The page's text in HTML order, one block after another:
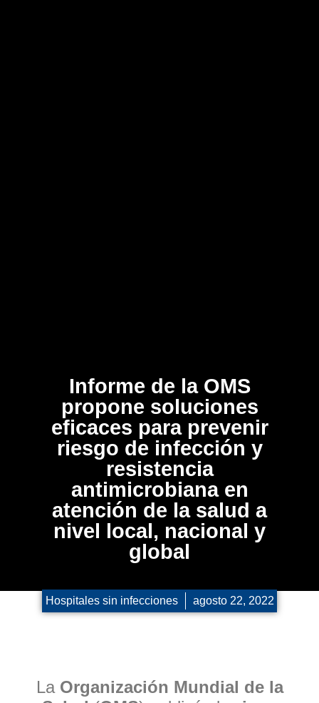
Informe de la OMS
propone soluciones
eficaces para prevenir
riesgo de infección y
resistencia
antimicrobiana en
atención de la salud a
nivel local, nacional y
global
Hospitales sin infecciones agosto 22, 2022
La Organización Mundial de la